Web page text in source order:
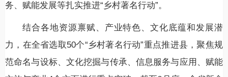
务、赋能发展等扎实推进“乡村著名行动”。
结合各地资源禀赋、产业特色、文化底蕴和发展潜
力，在全省选取50个“乡村著名行动”重点推进县，聚焦规
范命名与设标、文化挖掘与传承、信息服务与应用、赋能